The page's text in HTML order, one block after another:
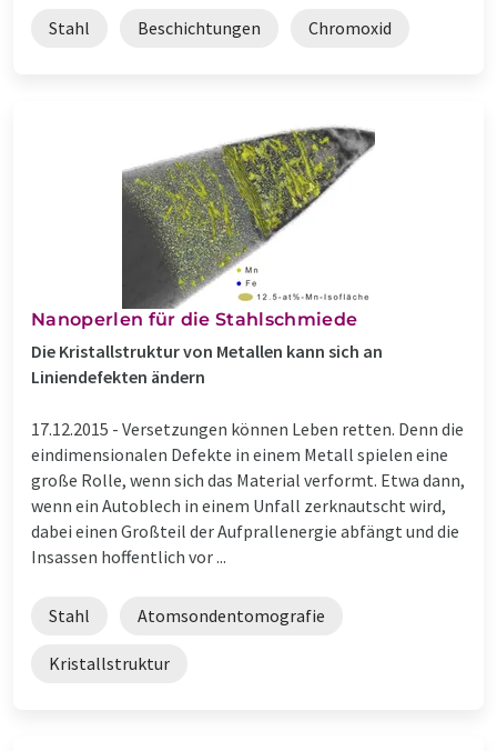
Stahl Beschichtungen Chromoxid
Nanoperlen für die Stahlschmiede
Die Kristallstruktur von Metallen kann sich an
Liniendefekten ändern
17.12.2015 - Versetzungen können Leben retten. Denn die
eindimensionalen Defekte in einem Metall spielen eine
große Rolle, wenn sich das Material verformt. Etwa dann,
wenn ein Autoblech in einem Unfall zerknautscht wird,
dabei einen Großteil der Aufprallenergie abfängt und die
Insassen hoffentlich vor ...
Stahl Atomsondentomografie
Kristallstruktur